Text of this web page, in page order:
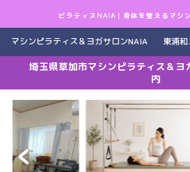
ピラティスNAIA｜身体を整えるマシ
マシンピラティス＆ヨガサロンNAIA 東浦
埼玉県草加市マシンピラティス＆ヨ
内